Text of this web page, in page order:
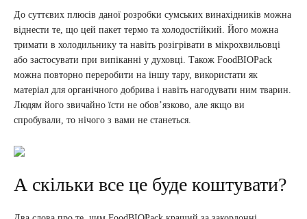
До суттєвих плюсів даної розробки сумських винахідників можна
віднести те, що цей пакет термо та холодостійкий. Його можна
тримати в холодильнику та навіть розігрівати в мікрохвильовці
або застосувати при випіканні у духовці. Також FoodBIOPack
можна повторно переробити на іншу тару, використати як
матеріал для органічного добрива і навіть нагодувати ним тварин.
Людям його звичайно їсти не обов’язково, але якщо ви
спробували, то нічого з вами не станеться.
А скільки все це буде коштувати?